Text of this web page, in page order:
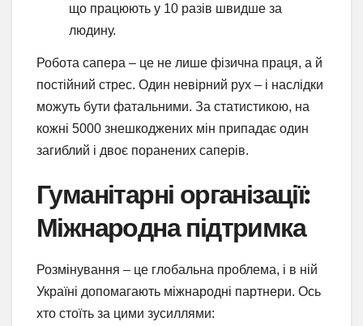
що працюють у 10 разів швидше за
людину.
Робота сапера – це не лише фізична праця, а й
постійний стрес. Один невірний рух – і наслідки
можуть бути фатальними. За статистикою, на
кожні 5000 знешкоджених мін припадає один
загиблий і двоє поранених саперів.
Гуманітарні організації:
Міжнародна підтримка
Розмінування – це глобальна проблема, і в ній
Україні допомагають міжнародні партнери. Ось
хто стоїть за цими зусиллями: